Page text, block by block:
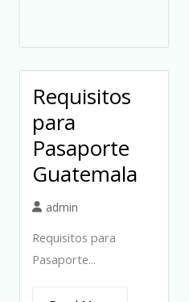
Requisitos
para
Pasaporte
Guatemala
admin
Requisitos para
Pasaporte...